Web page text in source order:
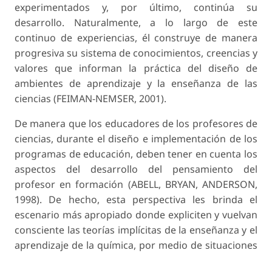
experimentados y, por último, continúa su
desarrollo. Naturalmente, a lo largo de este
continuo de experiencias, él construye de manera
progresiva su sistema de conocimientos, creencias y
valores que informan la práctica del diseño de
ambientes de aprendizaje y la enseñanza de las
ciencias (FEIMAN-NEMSER, 2001).
De manera que los educadores de los profesores de
ciencias, durante el diseño e implementación de los
programas de educación, deben tener en cuenta los
aspectos del desarrollo del pensamiento del
profesor en formación (ABELL, BRYAN, ANDERSON,
1998). De hecho, esta perspectiva les brinda el
escenario más apropiado donde expliciten y vuelvan
consciente las teorías implícitas de la enseñanza y el
aprendizaje de la química, por medio de situaciones